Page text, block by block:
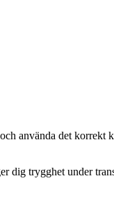
använda det korrekt
dig trygghet under